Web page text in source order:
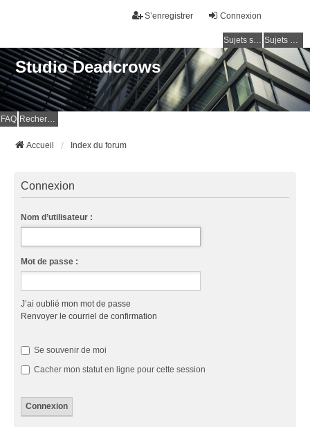
Connexion
S’enregistrer
Sujets sans réponse Sujets actifs
Studio Deadcrows
FAQ Rechercher
Accueil Index du forum
Connexion
Nom d’utilisateur :
Mot de passe :
J’ai oublié mon mot de passe
Renvoyer le courriel de confirmation
Se souvenir de moi
Cacher mon statut en ligne pour cette session